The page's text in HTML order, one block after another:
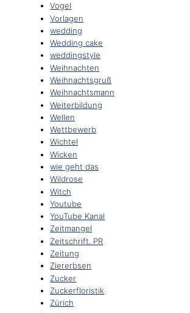
Vogel
Vorlagen
wedding
Wedding cake
weddingstyle
Weihnachten
Weihnachtsgruß
Weihnachtsmann
Weiterbildung
Wellen
Wettbewerb
Wichtel
Wicken
wie geht das
Wildrose
Witch
Youtube
YouTube Kanal
Zeitmangel
Zeitschrift. PR
Zeitung
Ziererbsen
Zucker
Zuckerfloristik
Zürich